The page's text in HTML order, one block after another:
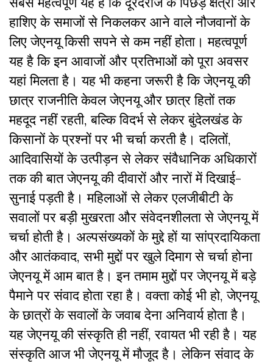
हाशिए के समाजों से निकलकर आने वाले नौजवानों के
लिए जेएनयू किसी सपने से कम नहीं होता। महत्वपूर्ण
यह है कि इन आवाजों और प्रतिभाओं को पूरा अवसर
यहां मिलता है। यह भी कहना जरूरी है कि जेएनयू की
छात्र राजनीति केवल जेएनयू और छात्र हितों तक
महदूद नहीं रहती, बल्कि विदर्भ से लेकर बुंदेलखंड के
किसानों के प्रश्नों पर भी चर्चा करती है। दलितों,
आदिवासियों के उत्पीड़न से लेकर संवैधानिक अधिकारों
तक की बात जेएनयू की दीवारों और नारों में दिखाई-
सुनाई पड़ती है। महिलाओं से लेकर एलजीबीटी के
सवालों पर बड़ी मुखरता और संवेदनशीलता से जेएनयू में
चर्चा होती है। अल्पसंख्यकों के मुद्दे हों या सांप्रदायिकता
और आतंकवाद, सभी मुद्दों पर खुले दिमाग से चर्चा होना
जेएनयू में आम बात है। इन तमाम मुद्दों पर जेएनयू में बड़े
पैमाने पर संवाद होता रहा है। वक्ता कोई भी हो, जेएनयू
के छात्रों के सवालों के जवाब देना अनिवार्य होता है।
यह जेएनयू की संस्कृति ही नहीं, रवायत भी रही है। यह
संस्कृति आज भी जेएनयू में मौजूद है। लेकिन संवाद के